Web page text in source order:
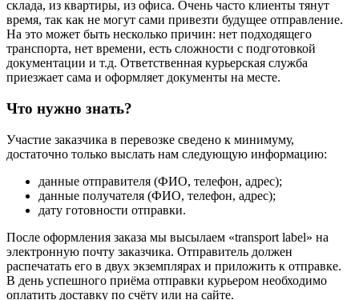
склада, из квартиры, из офиса. Очень часто клиенты тянут
время, так как не могут сами привезти будущее отправление.
На это может быть несколько причин: нет подходящего
транспорта, нет времени, есть сложности с подготовкой
документации и т.д. Ответственная курьерская служба
приезжает сама и оформляет документы на месте.
Что нужно знать?
Участие заказчика в перевозке сведено к минимуму,
достаточно только выслать нам следующую информацию:
данные отправителя (ФИО, телефон, адрес);
данные получателя (ФИО, телефон, адрес);
дату готовности отправки.
После оформления заказа мы высылаем «transport label» на
электронную почту заказчика. Отправитель должен
распечатать его в двух экземплярах и приложить к отправке.
В день успешного приёма отправки курьером необходимо
оплатить доставку по счёту или на сайте.